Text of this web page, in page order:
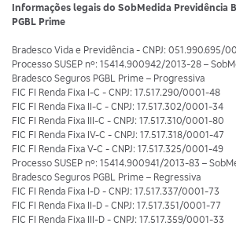
Informações legais do SobMedida Previdência
PGBL Prime
Bradesco Vida e Previdência - CNPJ: 051.990.695/
Processo SUSEP nº: 15414.900942/2013-28 –
Bradesco Seguros PGBL Prime – Progressiva
FIC FI Renda Fixa I-C - CNPJ: 17.517.290/0001-48
FIC FI Renda Fixa II-C - CNPJ: 17.517.302/0001-34
FIC FI Renda Fixa III-C - CNPJ: 17.517.310/0001-80
FIC FI Renda Fixa IV-C - CNPJ: 17.517.318/0001-47
FIC FI Renda Fixa V-C - CNPJ: 17.517.325/0001-49
Processo SUSEP nº: 15414.900941/2013-83 –
Bradesco Seguros PGBL Prime – Regressiva
FIC FI Renda Fixa I-D - CNPJ: 17.517.337/0001-73
FIC FI Renda Fixa II-D - CNPJ: 17.517.351/0001-77
FIC FI Renda Fixa III-D - CNPJ: 17.517.359/0001-33